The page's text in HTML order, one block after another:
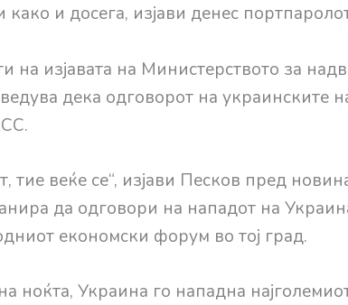
како и досега, изјави денес
на изјавата на Министерството за
дека одговорот на украинските
тие веќе се“, изјави Песков пред
да одговори на нападот на
економски форум во тој град.
ноќта, Украина го нападна